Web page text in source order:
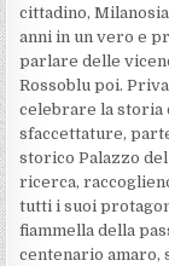
cittadino,
anni in un vero e
parlare delle
Rossoblu poi.
celebrare la storia
sfaccettature,
storico Palazzo
ricerca,
tutti i suoi
fiammella della
centenario amaro,